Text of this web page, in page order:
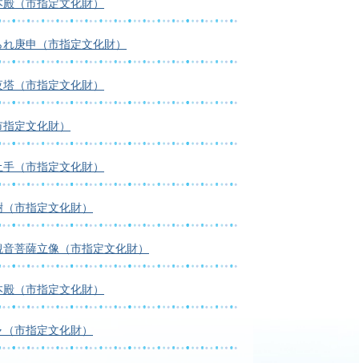
（市指定文化財）
庚申（市指定文化財）
（市指定文化財）
定文化財）
（市指定文化財）
市指定文化財）
菩薩立像（市指定文化財）
（市指定文化財）
市指定文化財）